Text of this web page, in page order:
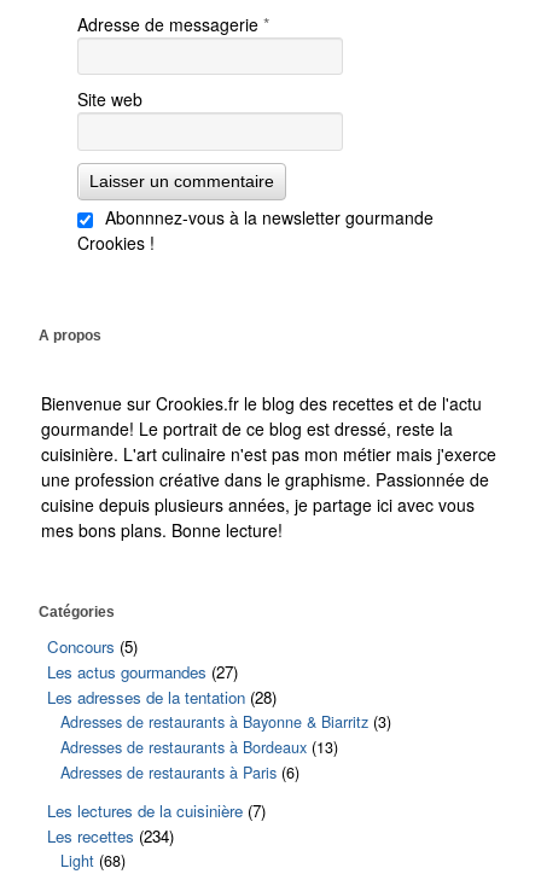
Adresse de messagerie *
Site web
Abonnnez-vous à la newsletter gourmande
Crookies !
A propos
Bienvenue sur Crookies.fr le blog des recettes et de l'actu
gourmande! Le portrait de ce blog est dressé, reste la
cuisinière. L'art culinaire n'est pas mon métier mais j'exerce
une profession créative dans le graphisme. Passionnée de
cuisine depuis plusieurs années, je partage ici avec vous
mes bons plans. Bonne lecture!
Catégories
Concours (5)
Les actus gourmandes (27)
Les adresses de la tentation (28)
Adresses de restaurants à Bayonne & Biarritz (3)
Adresses de restaurants à Bordeaux (13)
Adresses de restaurants à Paris (6)
Les lectures de la cuisinière (7)
Les recettes (234)
Light (68)